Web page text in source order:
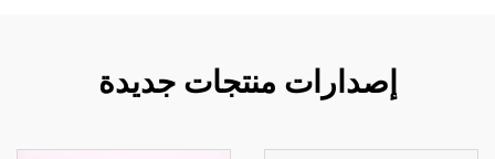
إصدارات منتجات جديدة